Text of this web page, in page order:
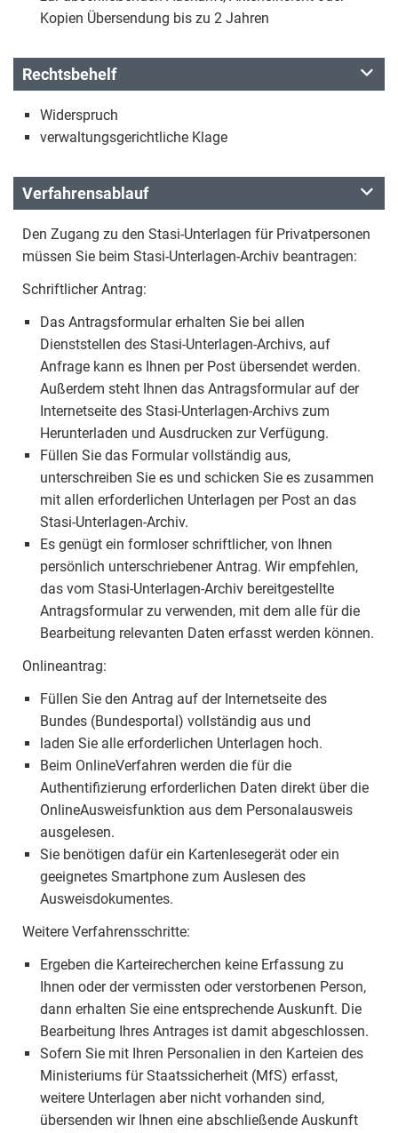
Kopien Übersendung bis zu 2 Jahren
Rechtsbehelf
Widerspruch
verwaltungsgerichtliche Klage
Verfahrensablauf
Den Zugang zu den Stasi-Unterlagen für Privatpersonen
müssen Sie beim Stasi-Unterlagen-Archiv beantragen:
Schriftlicher Antrag:
Das Antragsformular erhalten Sie bei allen
Dienststellen des Stasi-Unterlagen-Archivs, auf
Anfrage kann es Ihnen per Post übersendet werden.
Außerdem steht Ihnen das Antragsformular auf der
Internetseite des Stasi-Unterlagen-Archivs zum
Herunterladen und Ausdrucken zur Verfügung.
Füllen Sie das Formular vollständig aus,
unterschreiben Sie es und schicken Sie es zusammen
mit allen erforderlichen Unterlagen per Post an das
Stasi-Unterlagen-Archiv.
Es genügt ein formloser schriftlicher, von Ihnen
persönlich unterschriebener Antrag. Wir empfehlen,
das vom Stasi-Unterlagen-Archiv bereitgestellte
Antragsformular zu verwenden, mit dem alle für die
Bearbeitung relevanten Daten erfasst werden können.
Onlineantrag:
Füllen Sie den Antrag auf der Internetseite des
Bundes (Bundesportal) vollständig aus und
laden Sie alle erforderlichen Unterlagen hoch.
Beim OnlineVerfahren werden die für die
Authentifizierung erforderlichen Daten direkt über die
OnlineAusweisfunktion aus dem Personalausweis
ausgelesen.
Sie benötigen dafür ein Kartenlesegerät oder ein
geeignetes Smartphone zum Auslesen des
Ausweisdokumentes.
Weitere Verfahrensschritte:
Ergeben die Karteirecherchen keine Erfassung zu
Ihnen oder der vermissten oder verstorbenen Person,
dann erhalten Sie eine entsprechende Auskunft. Die
Bearbeitung Ihres Antrages ist damit abgeschlossen.
Sofern Sie mit Ihren Personalien in den Karteien des
Ministeriums für Staatssicherheit (MfS) erfasst,
weitere Unterlagen aber nicht vorhanden sind,
übersenden wir Ihnen eine abschließende Auskunft